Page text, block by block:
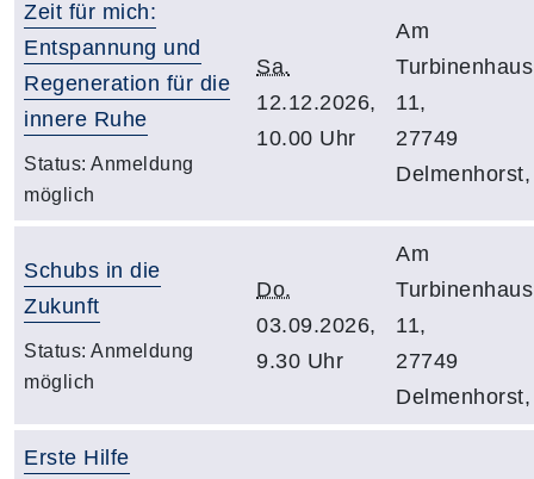
Zeit für mich:
Entspannung und
Regeneration für die
innere Ruhe
Status: Anmeldung
möglich
Sa.
12.12.2026,
10.00 Uhr
Am
Turbinenhaus
11,
27749
Delmenhorst,
Schubs in die
Zukunft
Status: Anmeldung
möglich
Do.
03.09.2026,
9.30 Uhr
Am
Turbinenhaus
11,
27749
Delmenhorst,
Erste Hilfe